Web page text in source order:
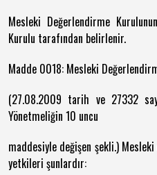
Mesleki Değerlendirme
Kurulu tarafından belirlenir.
Madde 0018: Mesleki
(27.08.2009 tarih ve 27332
Yönetmeliğin 10 uncu
maddesiyle değişen şekli.)
yetkileri şunlardır: